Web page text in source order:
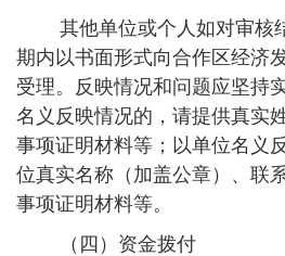
其他单位或个人如对审核
期内以书面形式向合作区经济
受理。反映情况和问题应坚持
名义反映情况的，请提供真实
事项证明材料等；以单位名义
位真实名称（加盖公章）、联
事项证明材料等。
（四）资金拨付